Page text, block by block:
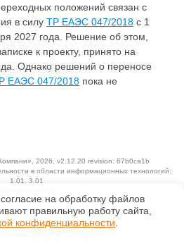
положений связан с
в силу ТР ЕАЭС 047/2018 с 1
2027 года. Решение об этом,
к проекту, принято на
Однако решений о переносе
ЕАЭС 047/2018 пока не
, 2026, v2.12.20 revision: 67b0ca1b
в области информационных технологий:
1.01, 3.01
Технологии
смежные права принадлежат АО «Кодекс».
и защите персональных данных
на обработку файлов
правильную работу сайта,
конфиденциальности